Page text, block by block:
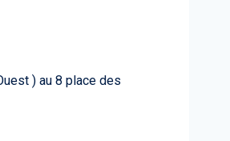
) au 8 place des